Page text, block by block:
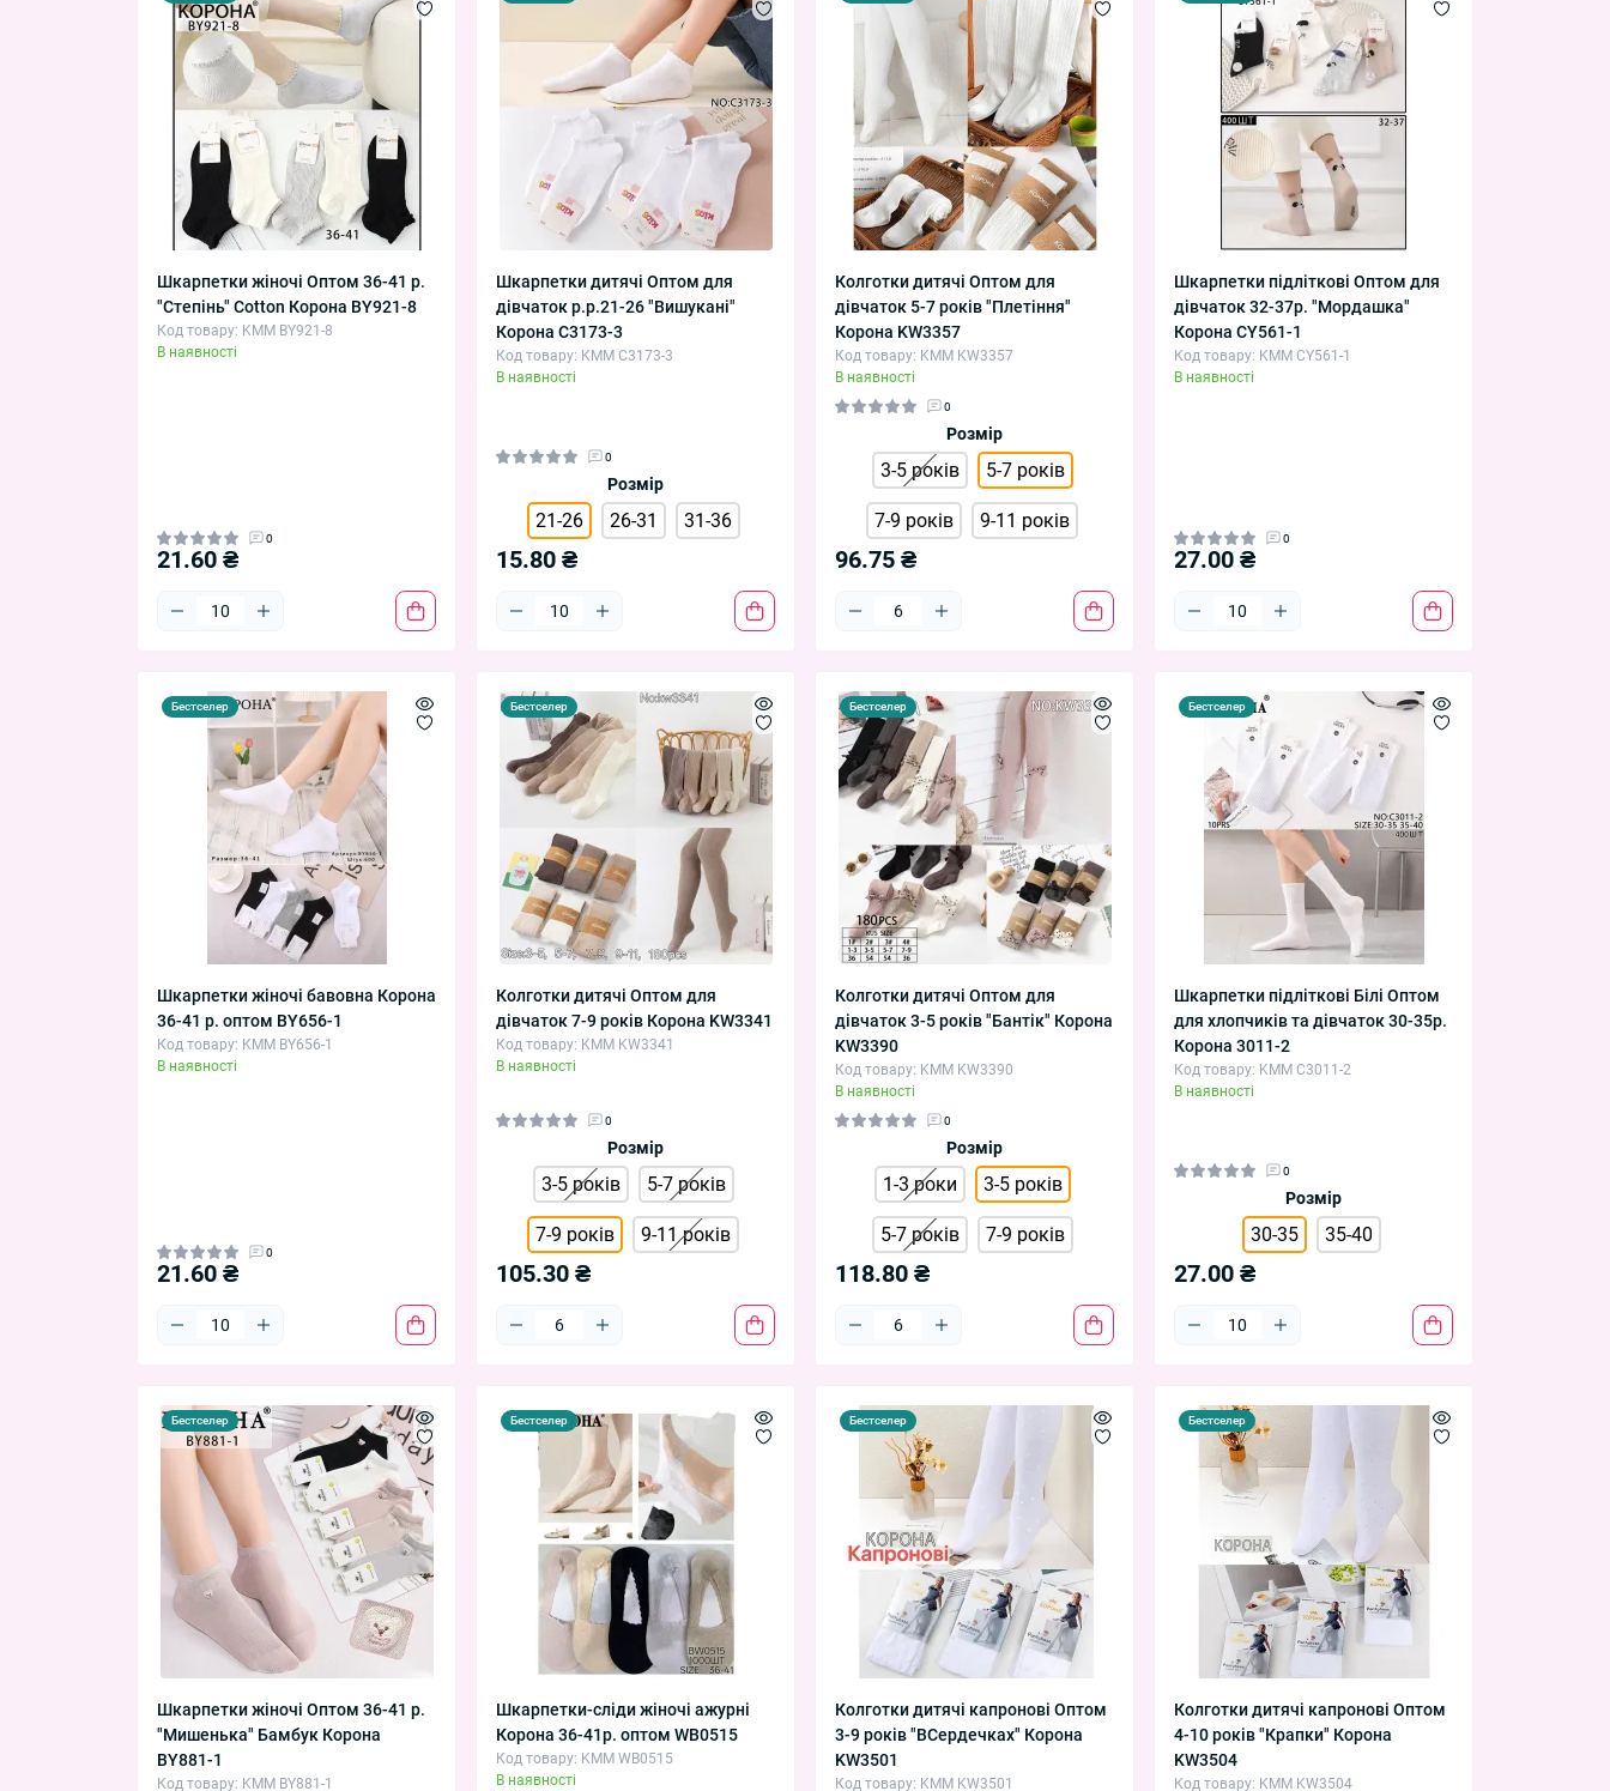
Шкарпетки жіночі Оптом 36-41 р.
"Степінь" Cotton Корона BY921-8
Код товару: KMM BY921-8
В наявності
0
21.60 ₴
Шкарпетки дитячі Оптом для
дівчаток р.р.21-26 "Вишукані"
Корона C3173-3
Код товару: KMM C3173-3
В наявності
0
Розмір
21-26 26-31 31-36
15.80 ₴
Колготки дитячі Оптом для
дівчаток 5-7 років "Плетіння"
Корона KW3357
Код товару: KMM KW3357
В наявності
0
Розмір
3-5 років 5-7 років
7-9 років 9-11 років
96.75 ₴
Шкарпетки підліткові Оптом для
дівчаток 32-37р. "Мордашка"
Корона CY561-1
Код товару: KMM CY561-1
В наявності
0
27.00 ₴
Бестселер
Шкарпетки жіночі бавовна Корона
36-41 р. оптом BY656-1
Код товару: KMM BY656-1
В наявності
0
21.60 ₴
Бестселер
Колготки дитячі Оптом для
дівчаток 7-9 років Корона KW3341
Код товару: KMM KW3341
В наявності
0
Розмір
3-5 років 5-7 років
7-9 років 9-11 років
105.30 ₴
Бестселер
Колготки дитячі Оптом для
дівчаток 3-5 років "Бантік" Корона
KW3390
Код товару: KMM KW3390
В наявності
0
Розмір
1-3 роки 3-5 років
5-7 років 7-9 років
118.80 ₴
Бестселер
Шкарпетки підліткові Білі Оптом
для хлопчиків та дівчаток 30-35р.
Корона 3011-2
Код товару: KMM C3011-2
В наявності
0
Розмір
30-35 35-40
27.00 ₴
Бестселер
Шкарпетки жіночі Оптом 36-41 р.
"Мишенька" Бамбук Корона
BY881-1
Код товару: KMM BY881-1
Бестселер
Шкарпетки-сліди жіночі ажурні
Корона 36-41р. оптом WB0515
Код товару: KMM WB0515
В наявності
Бестселер
Колготки дитячі капронові Оптом
3-9 років "ВСердечках" Корона
KW3501
Код товару: KMM KW3501
Бестселер
Колготки дитячі капронові Оптом
4-10 років "Крапки" Корона
KW3504
Код товару: KMM KW3504